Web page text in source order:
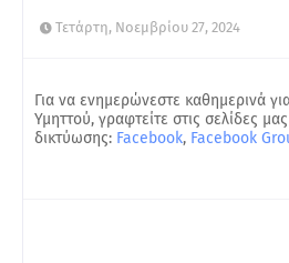
Τετάρτη, Νοεμβρίου 27, 2024
Για να ενημερώνεστε καθημερινά
Υμηττού, γραφτείτε στις σελίδες
δικτύωσης: Facebook, Facebook